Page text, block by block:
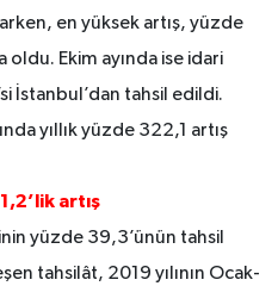
en yüksek artış, yüzde
Ekim ayında ise idari
İstanbul’dan tahsil edildi.
yıllık yüzde 322,1 artış
artış
yüzde 39,3’ünün tahsil
tahsilât, 2019 yılının Ocak-